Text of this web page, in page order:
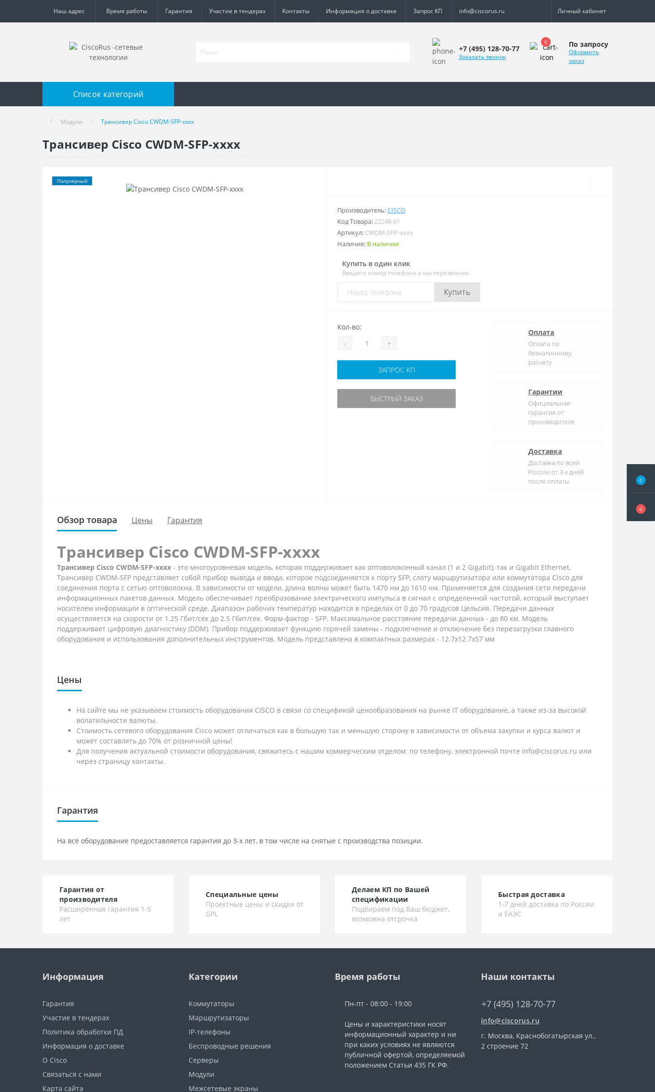
0
0
Наш адрес Время работы Гарантия Участие в тендерах Контакты Информация о доставке Запрос КП info@ciscorus.ru Личный кабинет
+7 (495) 128-70-77
Заказать звонок
0 По запросу
Оформить
заказ
Список категорий
Модули Трансивер Cisco CWDM-SFP-xxxx
Трансивер Cisco CWDM-SFP-xxxx
Популярный
Производитель:CISCO
Код Товара:22248-01
Артикул: CWDM-SFP-xxxx
Наличие: В наличии
Купить в один клик
Введите номер телефона и мы перезвоним
Купить
Кол-во:
- +
ЗАПРОС КП
БЫСТРЫЙ ЗАКАЗ
Оплата
Оплата по
безналичному
расчету
Гарантии
Официальная
гарантия от
производителя
Доставка
Доставка по всей
России от 3-х дней
после оплаты
Обзор товара Цены Гарантия
Трансивер Cisco CWDM-SFP-xxxx
Трансивер Cisco CWDM-SFP-xxxx - это многоуровневая модель, которая поддерживает как оптоволоконный канал (1 и 2 Gigabit), так и Gigabit Ethernet.
Трансивер CWDM-SFP представляет собой прибор вывода и ввода, которое подсоединяется к порту SFP, слоту маршрутизатора или коммутатора Cisco для
соединения порта с сетью оптоволокна. В зависимости от модели, длина волны может быть 1470 нм до 1610 нм. Применяется для создания сети передачи
информационных пакетов данных. Модель обеспечивает преобразование электрического импульса в сигнал с определенной частотой, который выступает
носителем информации в оптической среде. Диапазон рабочих температур находится в пределах от 0 до 70 градусов Цельсия. Передачи данных
осуществляется на скорости от 1.25 Гбит/сек до 2.5 Гбит/сек. Форм-фактор - SFP. Максимальное расстояние передачи данных - до 80 км. Модель
поддерживает цифровую диагностику (DDM). Прибор поддерживает функцию горячей замены - подключение и отключение без перезагрузки главного
оборудования и использования дополнительных инструментов. Модель представлена в компактных размерах - 12.7х12.7х57 мм
Цены
На сайте мы не указываем стоимость оборудования CISCO в связи со спецификой ценообразования на рынке IT оборудование, а также из-за высокой
волатильности валюты.
Стоимость сетевого оборудования Cisco может отличаться как в большую так и меньшую сторону в зависимости от объема закупки и курса валют и
может составлять до 70% от розничной цены!
Для получения актуальной стоимости оборудования, свяжитесь с нашим коммерческим отделом: по телефону, электронной почте info@ciscorus.ru или
через страницу контакты.
Гарантия
На всё оборудование предоставляется гарантия до 3-х лет, в том числе на снятые с производства позиции.
Гарантия от
производителя
Расширенная гарантия 1-5
лет
Специальные цены
Проектные цены и скидки от
GPL
Делаем КП по Вашей
спецификации
Подбираем под Ваш бюджет,
возможна отсрочка
Быстрая доставка
1-7 дней доставка по России
и ЕАЭС
Информация
Гарантия
Участие в тендерах
Политика обработки ПД
Информация о доставке
О Cisco
Связаться с нами
Карта сайта
Категории
Коммутаторы
Маршрутизаторы
IP-телефоны
Беспроводные решения
Серверы
Модули
Межсетевые экраны
Время работы
Пн-пт - 08:00 - 19:00
Цены и характеристики носят
информационный характер и ни
при каких условиях не являются
публичной офертой, определяемой
положением Статьи 435 ГК РФ.
Наши контакты
+7 (495) 128-70-77
info@ciscorus.ru
г. Москва, Краснобогатырская ул.,
2 строение 72